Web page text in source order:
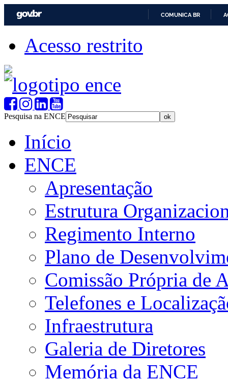
COMUNICA BR
Acesso restrito
Pesquisa na ENCE
Início
ENCE
Apresentação
Estrutura
Regimento Interno
Plano de
Comissão Própria de
Telefones e
Infraestrutura
Galeria de Diretores
Memória da ENCE